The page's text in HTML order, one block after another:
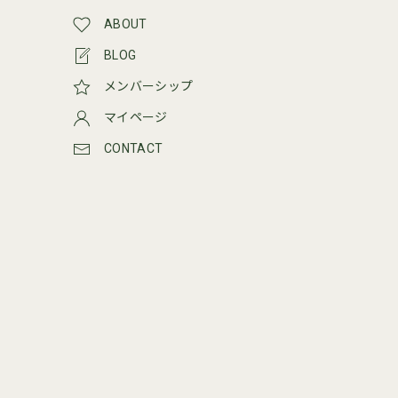
ABOUT
BLOG
メンバーシップ
マイページ
CONTACT